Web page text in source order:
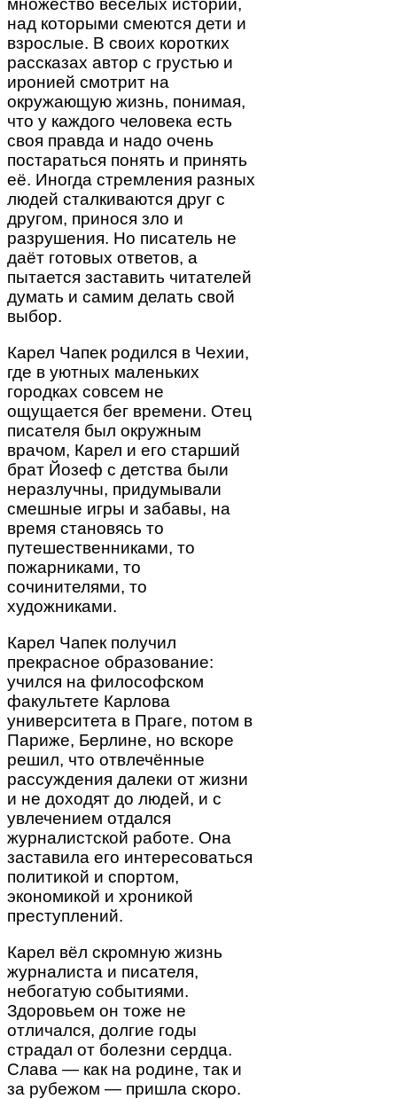
множество весёлых историй,
над которыми смеются дети и
взрослые. В своих коротких
рассказах автор с грустью и
иронией смотрит на
окружающую жизнь, понимая,
что у каждого человека есть
своя правда и надо очень
постараться понять и принять
её. Иногда стремления разных
людей сталкиваются друг с
другом, принося зло и
разрушения. Но писатель не
даёт готовых ответов, а
пытается заставить читателей
думать и самим делать свой
выбор.
Карел Чапек родился в Чехии,
где в уютных маленьких
городках совсем не
ощущается бег времени. Отец
писателя был окружным
врачом, Карел и его старший
брат Йозеф с детства были
неразлучны, придумывали
смешные игры и забавы, на
время становясь то
путешественниками, то
пожарниками, то
сочинителями, то
художниками.
Карел Чапек получил
прекрасное образование:
учился на философском
факультете Карлова
университета в Праге, потом в
Париже, Берлине, но вскоре
решил, что отвлечённые
рассуждения далеки от жизни
и не доходят до людей, и с
увлечением отдался
журналистской работе. Она
заставила его интересоваться
политикой и спортом,
экономикой и хроникой
преступлений.
Карел вёл скромную жизнь
журналиста и писателя,
небогатую событиями.
Здоровьем он тоже не
отличался, долгие годы
страдал от болезни сердца.
Слава — как на родине, так и
за рубежом — пришла скоро.